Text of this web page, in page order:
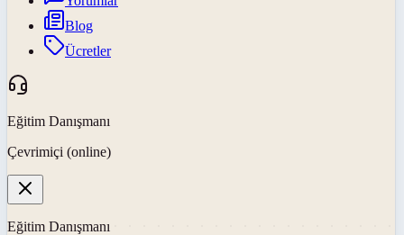
Blog
Ücretler
Eğitim Danışmanı
Çevrimiçi (online)
Eğitim Danışmanı